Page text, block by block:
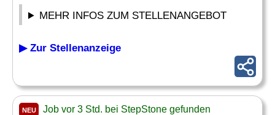
MEHR INFOS ZUM STELLENANGEBOT
▶ Zur Stellenanzeige
NEU Job vor 3 Std. bei StepStone gefunden